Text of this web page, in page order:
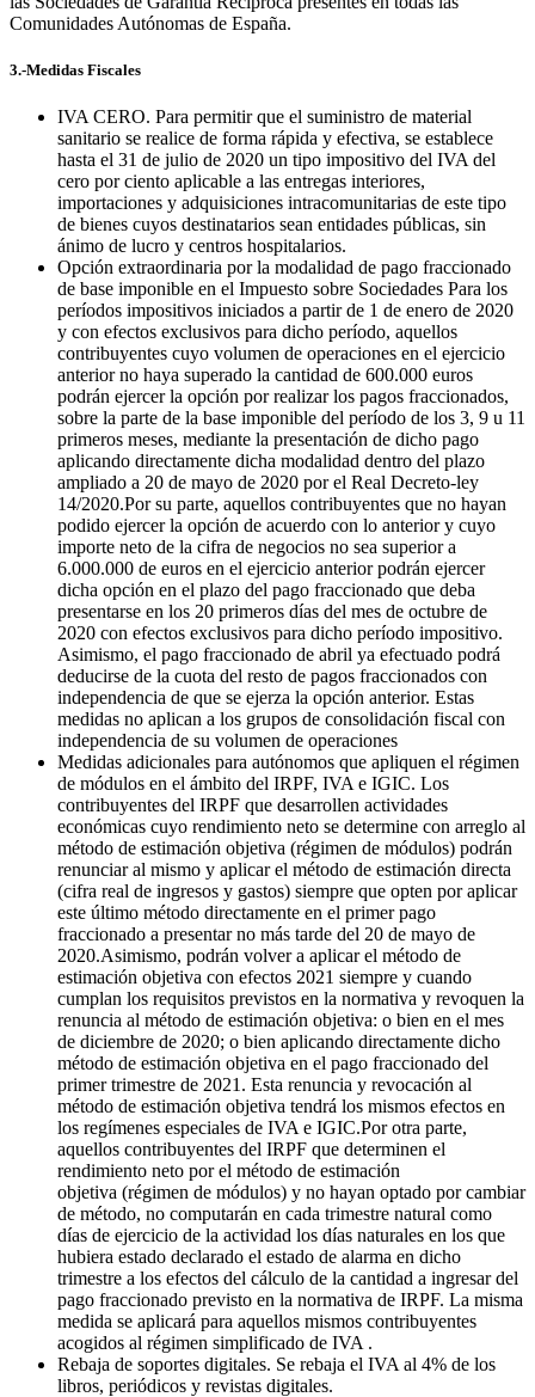
Comunidades Autónomas de España.
3.-Medidas Fiscales
IVA CERO. Para permitir que el suministro de material
sanitario se realice de forma rápida y efectiva, se establece
hasta el 31 de julio de 2020 un tipo impositivo del IVA del
cero por ciento aplicable a las entregas interiores,
importaciones y adquisiciones intracomunitarias de este tipo
de bienes cuyos destinatarios sean entidades públicas, sin
ánimo de lucro y centros hospitalarios.
Opción extraordinaria por la modalidad de pago fraccionado
de base imponible en el Impuesto sobre Sociedades Para los
períodos impositivos iniciados a partir de 1 de enero de 2020
y con efectos exclusivos para dicho período, aquellos
contribuyentes cuyo volumen de operaciones en el ejercicio
anterior no haya superado la cantidad de 600.000 euros
podrán ejercer la opción por realizar los pagos fraccionados,
sobre la parte de la base imponible del período de los 3, 9 u 11
primeros meses, mediante la presentación de dicho pago
aplicando directamente dicha modalidad dentro del plazo
ampliado a 20 de mayo de 2020 por el Real Decreto-ley
14/2020.Por su parte, aquellos contribuyentes que no hayan
podido ejercer la opción de acuerdo con lo anterior y cuyo
importe neto de la cifra de negocios no sea superior a
6.000.000 de euros en el ejercicio anterior podrán ejercer
dicha opción en el plazo del pago fraccionado que deba
presentarse en los 20 primeros días del mes de octubre de
2020 con efectos exclusivos para dicho período impositivo.
Asimismo, el pago fraccionado de abril ya efectuado podrá
deducirse de la cuota del resto de pagos fraccionados con
independencia de que se ejerza la opción anterior. Estas
medidas no aplican a los grupos de consolidación fiscal con
independencia de su volumen de operaciones
Medidas adicionales para autónomos que apliquen el régimen
de módulos en el ámbito del IRPF, IVA e IGIC. Los
contribuyentes del IRPF que desarrollen actividades
económicas cuyo rendimiento neto se determine con arreglo al
método de estimación objetiva (régimen de módulos) podrán
renunciar al mismo y aplicar el método de estimación directa
(cifra real de ingresos y gastos) siempre que opten por aplicar
este último método directamente en el primer pago
fraccionado a presentar no más tarde del 20 de mayo de
2020.Asimismo, podrán volver a aplicar el método de
estimación objetiva con efectos 2021 siempre y cuando
cumplan los requisitos previstos en la normativa y revoquen la
renuncia al método de estimación objetiva: o bien en el mes
de diciembre de 2020; o bien aplicando directamente dicho
método de estimación objetiva en el pago fraccionado del
primer trimestre de 2021. Esta renuncia y revocación al
método de estimación objetiva tendrá los mismos efectos en
los regímenes especiales de IVA e IGIC.Por otra parte,
aquellos contribuyentes del IRPF que determinen el
rendimiento neto por el método de estimación
objetiva (régimen de módulos) y no hayan optado por cambiar
de método, no computarán en cada trimestre natural como
días de ejercicio de la actividad los días naturales en los que
hubiera estado declarado el estado de alarma en dicho
trimestre a los efectos del cálculo de la cantidad a ingresar del
pago fraccionado previsto en la normativa de IRPF. La misma
medida se aplicará para aquellos mismos contribuyentes
acogidos al régimen simplificado de IVA .
Rebaja de soportes digitales. Se rebaja el IVA al 4% de los
libros, periódicos y revistas digitales.